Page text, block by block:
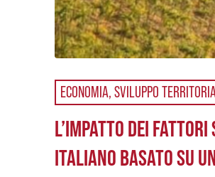
ECONOMIA, SVILUPPO
L’IMPATTO DEI
ITALIANO BASATO SU